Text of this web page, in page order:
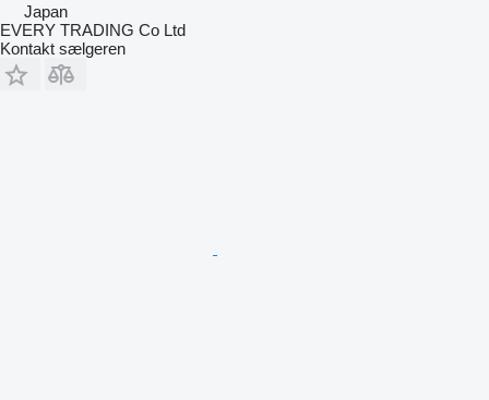
Japan
EVERY TRADING Co Ltd
Kontakt sælgeren